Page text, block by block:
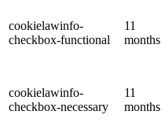
cookielawinfo-
checkbox-functional
11
months
cookielawinfo-
checkbox-necessary
11
months